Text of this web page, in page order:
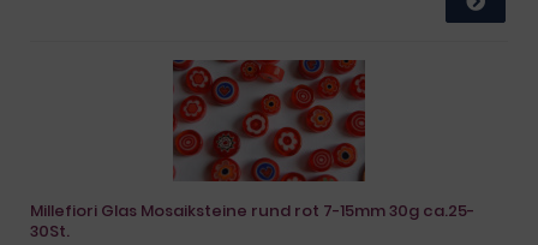
Millefiori Glas Mosaiksteine rund rot 7-15mm 30g ca.25-
30St.